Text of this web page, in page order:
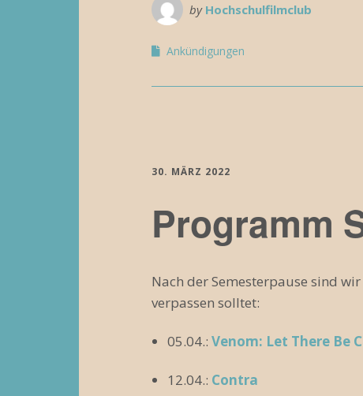
by Hochschulfilmclub
Ankündigungen
30. MÄRZ 2022
Programm
Nach der Semesterpause sind
verpassen solltet:
05.04.: Venom: Let There Be
12.04.: Contra